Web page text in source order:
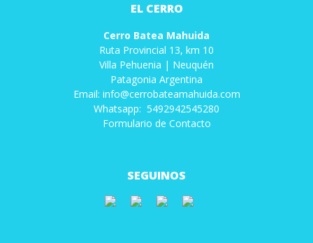
EL CERRO
Cerro Batea Mahuida
Ruta Provincial 13, km 10
Villa Pehuenia | Neuquén
Patagonia Argentina
Email: info@cerrobateamahuida.com
Whatsapp: 5492942545280
Formulario de Contacto
SEGUINOS